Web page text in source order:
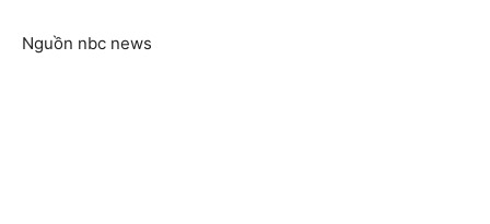
Nguồn nbc news